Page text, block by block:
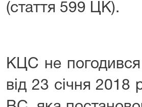
(стаття 599 ЦК).
КЦС не
від 23 січня